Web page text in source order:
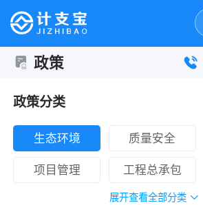
政策
政策分类
生态环境 质量安全
项目管理 工程总承包
展开查看全部分类